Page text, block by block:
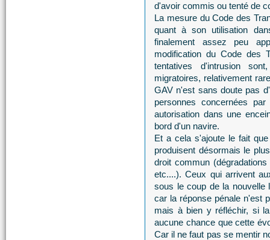
d'avoir commis ou tenté de
La mesure du Code des
quant à son utilisation
finalement assez peu
modification du Code des
tentatives d'intrusion
migratoires, relativement
GAV n'est sans doute pas
personnes concernées
autorisation dans une
bord d'un navire.
Et a cela s'ajoute le fait
produisent désormais le
droit commun
etc....). Ceux qui arrivent
sous le coup de la nouvelle
car la réponse pénale n'est
mais à bien y réfléchir, si
aucune chance que cette
Car il ne faut pas se mentir